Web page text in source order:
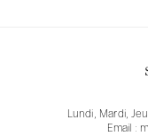
Lundi, Mardi,
Email :